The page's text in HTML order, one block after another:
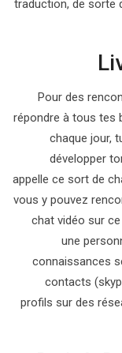
traduction, de sorte
Pour des
répondre à tous tes
chaque jour,
développer
appelle ce sort de
vous y pouvez
chat vidéo sur
une
connaissances
contacts
profils sur des